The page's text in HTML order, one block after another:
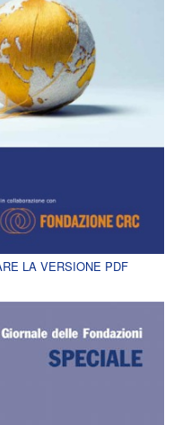
LA VERSIONE PDF